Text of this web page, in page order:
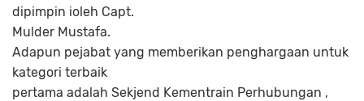
dipimpin ioleh Capt.
Mulder Mustafa.
Adapun pejabat yang memberikan penghargaan untuk
kategori terbaik
pertama adalah Sekjend Kementrain Perhubungan ,